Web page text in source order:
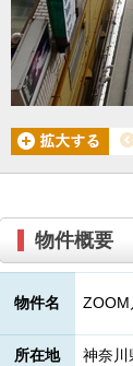
物件概要
物件名 ZOOM
所在地 神奈川